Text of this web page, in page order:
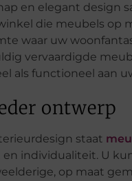
en elegant design
die meubels op
waar uw
vervaardigde
als functioneel aan
ontwerp
staat
individualiteit. U
op maat